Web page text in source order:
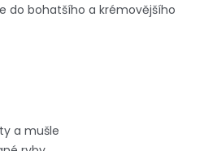
do bohatšího a krémovějšího
a mušle